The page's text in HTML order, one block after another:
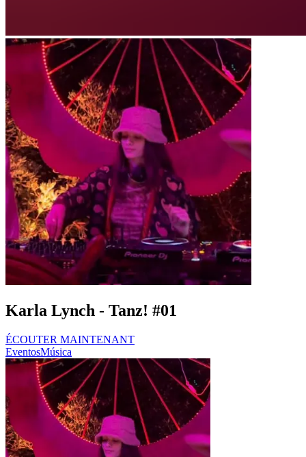
Karla Lynch - Tanz! #01
ÉCOUTER MAINTENANT
EventosMúsica